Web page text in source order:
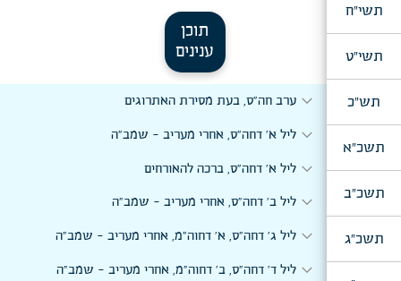
תשי"ח
תשי"ט
תש"כ
תשכ"א
תשכ"ב
תשכ"ג
תוכן
ענינים
expand_moreערב חה"ס, בעת מסירת האתרוגים
expand_moreליל א' דחה"ס, אחרי מעריב - שמב"ה
expand_moreליל א' דחה"ס, ברכה להאורחים
expand_moreליל ב' דחה"ס, אחרי מעריב - שמב"ה
expand_moreליל ג' דחה"ס, א' דחוה"מ, אחרי מעריב - שמב"ה
expand_moreליל ד' דחה"ס, ב' דחוה"מ, אחרי מעריב - שמב"ה